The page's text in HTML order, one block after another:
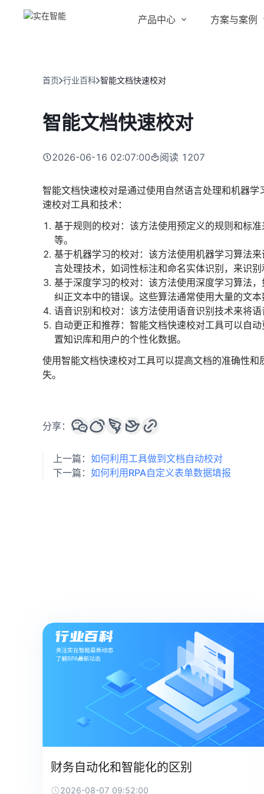
产品中心
实在 Agent
Tars 大模型
自研大模型赋能全系产品
IDP 文档审阅
智能文档审阅平台
方案与案例
跨境电商
首页 行业百科 智能文档快速校对
智能文档快速校对
2026-06-16 02:07:00 阅读 1207
智能文档快速校对是通过使用自然语言处理和机器
速校对工具和技术：
基于规则的校对：该方法使用预定义的规则和标
等。
基于机器学习的校对：该方法使用机器学习算法
言处理技术，如词性标注和命名实体识别，来识
基于深度学习的校对：该方法使用深度学习算法
纠正文本中的错误。这些算法通常使用大量的文
语音识别和校对：该方法使用语音识别技术来将
自动更正和推荐：智能文档快速校对工具可以自
置知识库和用户的个性化数据。
使用智能文档快速校对工具可以提高文档的准确性
失。
分享：
上一篇： 如何利用工具做到文档自动校对
下一篇： 如何利用RPA自定义表单数据填报
财务自动化和智能化的区别
2026-08-07 09:52:00